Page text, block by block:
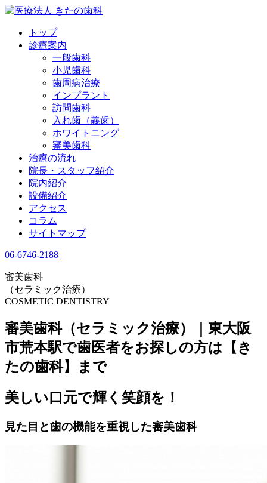
トップ
診療案内
一般歯科
小児歯科
歯周病治療
インプラント
訪問歯科
入れ歯（義歯）
ホワイトニング
審美歯科
治療の流れ
院長・ スタッフ紹介
院内紹介
設備紹介
アクセス
コラム
サイトマップ
06-6746-2188
審美歯科
（セラミック治療）
COSMETIC DENTISTRY
審美歯科（セラミック治療）｜東大阪
市荒本駅で歯医者をお探しの方は【き
たの歯科】まで
美しい口元で輝く笑顔を！
見た目と歯の機能を重視した審美歯科